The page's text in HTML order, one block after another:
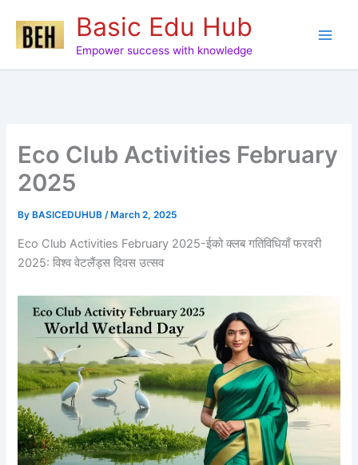
content
Basic Edu Hub
Empower success with knowledge
Eco Club Activities February
2025
By BASICEDUHUB/ March 2, 2025
Eco Club Activities February 2025-ईको क्लब गतिविधियाँ फरवरी
2025: विश्व वेटलैंड्स दिवस उत्सव